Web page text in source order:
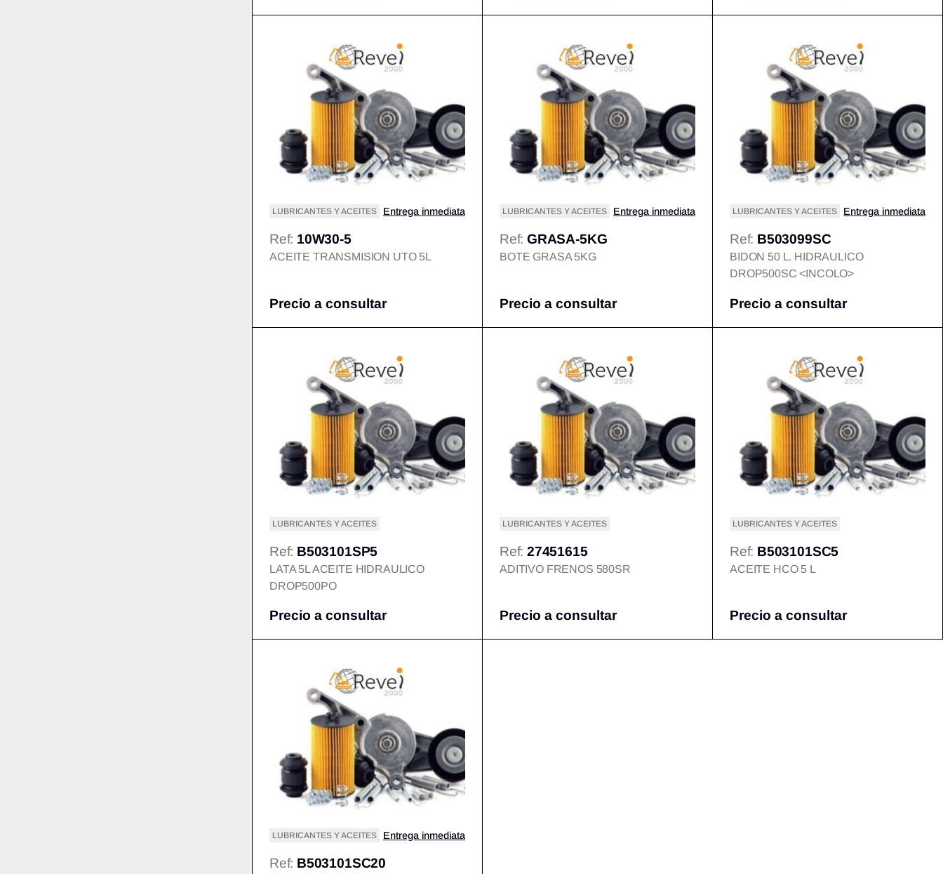
LUBRICANTES Y ACEITES Entrega inmediata
Ref: 10W30-5
ACEITE TRANSMISION UTO 5L
Precio a consultar
LUBRICANTES Y ACEITES Entrega inmediata
Ref:GRASA-5KG
BOTE GRASA 5KG
Precio a consultar
LUBRICANTES Y ACEITES Entrega inmediata
Ref: B503099SC
BIDON 50 L. HIDRAULICO
DROP500SC <INCOLO>
Precio a consultar
LUBRICANTES Y ACEITES
Ref: B503101SP5
LATA 5L ACEITE HIDRAULICO
DROP500PO
Precio a consultar
LUBRICANTES Y ACEITES
Ref:27451615
ADITIVO FRENOS 580SR
Precio a consultar
LUBRICANTES Y ACEITES
Ref: B503101SC5
ACEITE HCO 5 L
Precio a consultar
LUBRICANTES Y ACEITES Entrega inmediata
Ref: B503101SC20